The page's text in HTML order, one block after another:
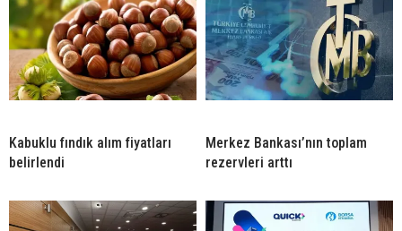
Kabuklu fındık alım fiyatları
belirlendi
Merkez Bankası’nın toplam
rezervleri arttı